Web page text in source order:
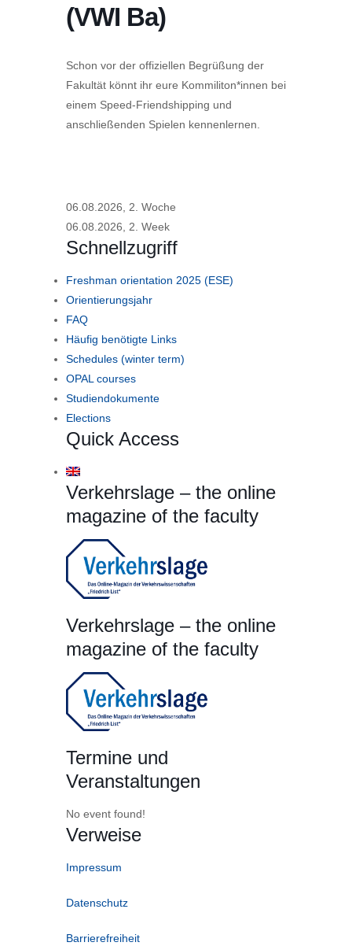
(VWI Ba)
Schon vor der offiziellen Begrüßung der
Fakultät könnt ihr eure Kommiliton*innen bei
einem Speed-Friendshipping und
anschließenden Spielen kennenlernen.
06.08.2026, 2. Woche
06.08.2026, 2. Week
Schnellzugriff
Freshman orientation 2025 (ESE)
Orientierungsjahr
FAQ
Häufig benötigte Links
Schedules (winter term)
OPAL courses
Studiendokumente
Elections
Quick Access
Verkehrslage – the online
magazine of the faculty
Verkehrslage – the online
magazine of the faculty
Termine und
Veranstaltungen
No event found!
Verweise
Impressum
Datenschutz
Barrierefreiheit